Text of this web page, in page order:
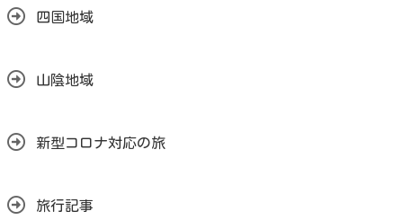
四国地域
山陰地域
新型コロナ対応の旅
旅行記事